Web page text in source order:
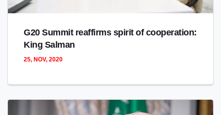
G20 Summit reaffirms spirit of cooperation:
King Salman
25, NOV, 2020